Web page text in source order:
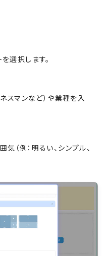
選択します。
スマンなど）や業種を入
（例：明るい、シンプル、